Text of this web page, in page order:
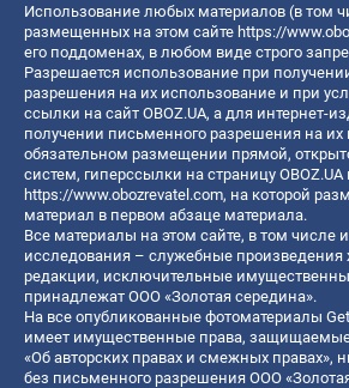
Использование любых материалов (в том
размещенных на этом сайте https://
его поддоменах, в любом виде строго
Разрешается использование при
разрешения на их использование и при
ссылки на сайт OBOZ.UA, а для интернет-
получении письменного разрешения на их
обязательном размещении прямой,
систем, гиперссылки на страницу
https://www.obozrevatel.com, на которой
материал в первом абзаце материала.
Все материалы на этом сайте, в том числе
исследования – служебные произведения
редакции, исключительные
принадлежат ООО «Золотая середина».
На все опубликованные фотоматериалы
имеет имущественные права,
«Об авторских правах и смежных правах»,
без письменного разрешения ООО